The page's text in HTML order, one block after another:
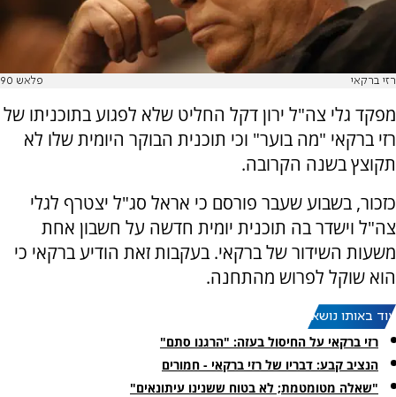
רזי ברקאי פלאש 90
מפקד גלי צה"ל ירון דקל החליט שלא לפגוע בתוכניתו של
רזי ברקאי "מה בוער" וכי תוכנית הבוקר היומית שלו לא
תקוצץ בשנה הקרובה.
כזכור, בשבוע שעבר פורסם כי אראל סג"ל יצטרף לגלי
צה"ל וישדר בה תוכנית יומית חדשה על חשבון אחת
משעות השידור של ברקאי. בעקבות זאת הודיע ברקאי כי
הוא שוקל לפרוש מהתחנה.
עוד באותו נושא:
רזי ברקאי על החיסול בעזה: "הרגנו סתם"
הנציב קבע: דבריו של רזי ברקאי - חמורים
"שאלה מטומטמת; לא בטוח ששנינו עיתונאים"